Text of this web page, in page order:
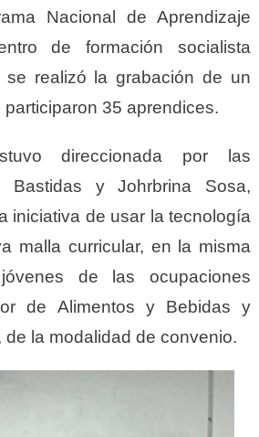
Nacional de Aprendizaje
de formación socialista
se realizó la grabación de un
35 aprendices.
direccionada por las
Bastidas y Johrbrina Sosa,
iniciativa de usar la tecnología
malla curricular, en la misma
de las ocupaciones
de Alimentos y Bebidas y
de la modalidad de convenio.